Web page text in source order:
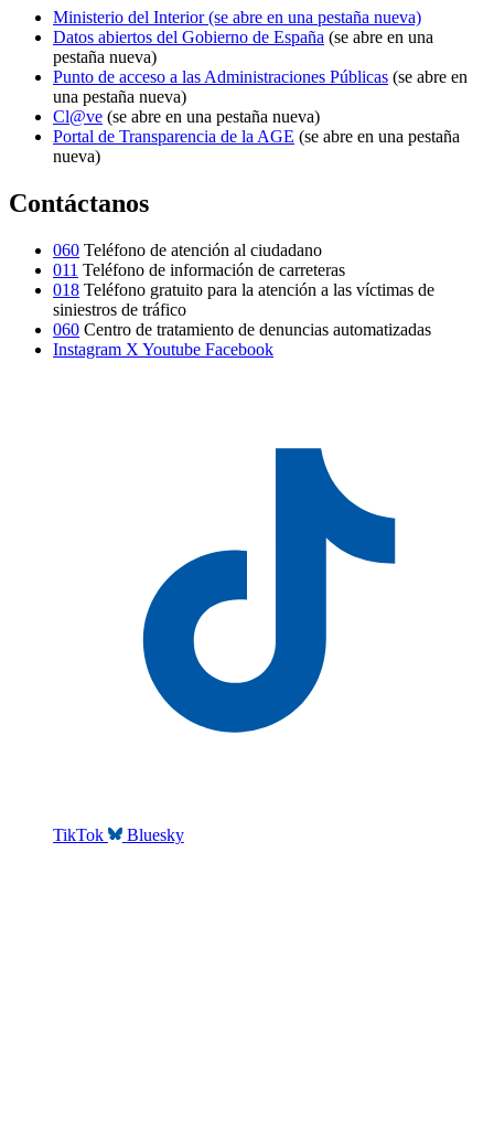
Ministerio del Interior(se abre en una pestaña nueva)
Datos abiertos del Gobierno de España (se abre en una
pestaña nueva)
Punto de acceso a las Administraciones Públicas (se abre en
una pestaña nueva)
Cl@ve (se abre en una pestaña nueva)
Portal de Transparencia de la AGE (se abre en una pestaña
nueva)
Contáctanos
060 Teléfono de atención al ciudadano
011 Teléfono de información de carreteras
018 Teléfono gratuito para la atención a las víctimas de
siniestros de tráfico
060 Centro de tratamiento de denuncias automatizadas
Instagram X Youtube Facebook
TikTok Bluesky